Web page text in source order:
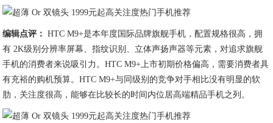
编辑点评： HTC M9+是本年度国际品牌旗舰手机，配置规格很高，拥
有 2K级别分辨率屏幕、指纹识别、立体声扬声器等元素，对追求旗舰
手机的消费者来说吸引力。HTC M9+上市初期价格偏高，需要消费者具
有充裕的购机预算。HTC M9+与同级别的竞争对手相比没有明显的软
肋，关注度很高，能够在比较长的时间内位居高端精品手机之列。